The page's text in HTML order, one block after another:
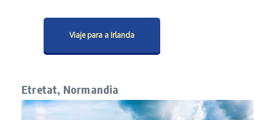
Viaje para a Irlanda
Etretat, Normandia